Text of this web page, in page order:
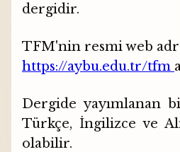
dergidir.
TFM'nin resmi web
https://aybu.edu.tr/tfm
Dergide yayımlanan
Türkçe, İngilizce ve
olabilir.